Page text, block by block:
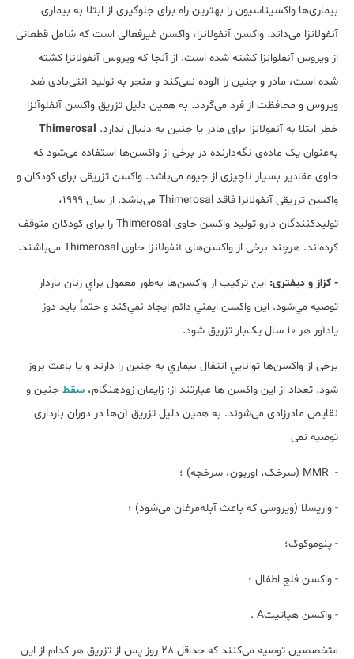
بیماری‌ها واکسیناسیون را بهترین راه برای جلوگیری از ابتلا به بیماری
آنفولانزا می‌داند. واکسن آنفولانزا، واکسن غیرفعالی است که شامل قطعاتی
از ویروس آنفلوانزا کشته شده است. از آنجا که ویروس آنفولانزا کشته
شده است، مادر و جنین را آلوده نمی‌کند و منجر به تولید آنتی‌بادی ضد
ویروس و محافظت از فرد می‌گردد. به همین دلیل تزریق واکسن آنفلوآنزا
خطر ابتلا به آنفولانزا برای مادر یا جنین به دنبال ندارد. Thimerosal
به‌عنوان یک ماده‌ی نگه‌دارنده در برخی از واکسن‌ها استفاده می‌شود که
حاوی مقادیر بسیار ناچیزی از جیوه می‌باشد. واکسن تزریقی برای کودکان و
واکسن تزریقی آنفولانزا فاقد Thimerosal می‌باشد. از سال 1999،
تولیدکنندگان دارو تولید واکسن حاوی Thimerosal را برای کودکان متوقف
کرده‌اند. هرچند برخی از واکسن‌های آنفولانزا حاوی Thimerosal می‌باشند.​​​​
- کزاز و ديفتری: اين ترکيب از واکسن­‌ها به‌طور معمول براي زنان باردار
توصيه مي‌­شود. اين واکسن ايمني دائم ايجاد نمي­‌کند و حتماً بايد دوز
يادآور هر 10 سال يک‌بار تزريق شود.
برخی از واکسن­‌ها توانايي انتقال بيماري به جنين را دارند و يا باعث بروز
‌شود. تعداد از این واکسن ها عبارتند از: زايمان زودهنگام، سقط جنين و
نقايص مادرزادی می‌شوند. به همین دلیل تزريق آن‌ها در دوران بارداری
توصيه نمی­
- MMR (سرخک، اوریون، سرخجه) ؛
- واریسلا (ویروسی که باعث آبله‌مرغان می‌شود) ؛
- پنوموکوک؛
- واکسن فلج اطفال ؛
- واکسن هپاتیتA .
متخصصین توصیه می‌کنند که حداقل 28 روز پس از تزریق هر کدام از این